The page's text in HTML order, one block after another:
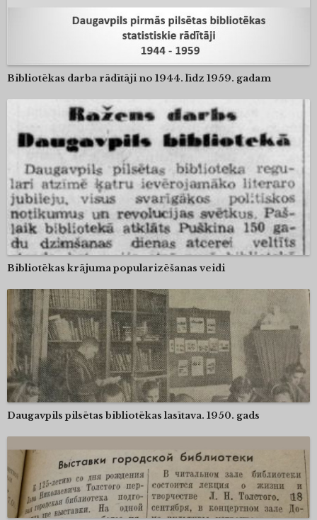
Bibliotēkas darba rādītāji no 1944. līdz 1959. gadam
Bibliotēkas krājuma popularizēšanas veidi
Daugavpils pilsētas bibliotēkas lasītava. 1950. gads